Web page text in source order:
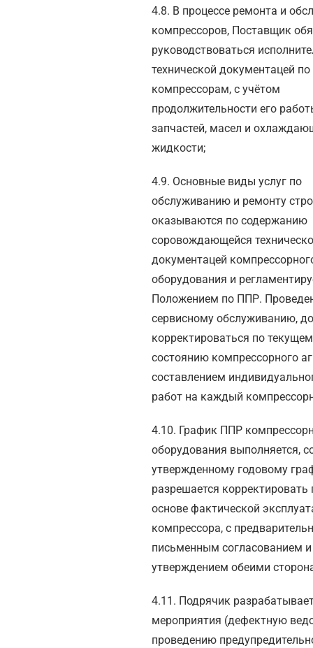
4.8. В процессе ремонта и
компрессоров, Поставщик
руководствоваться
технической документацей по
компрессорам, с учётом
продолжительности его
запчастей, масел и
жидкости;
4.9. Основные виды услуг по
обслуживанию и ремонту
оказываются по содержанию
соровождающейся
документацей
оборудования и
Положением по ППР.
сервисному обслуживанию,
корректироваться по
состоянию компрессорного
составлением
работ на каждый
4.10. График ППР
оборудования выполняется,
утвержденному годовому
разрешается корректировать
основе фактической
компрессора, с
письменным согласованием и
утверждением обеими
4.11. Подрячик
мероприятия (дефектную
проведению